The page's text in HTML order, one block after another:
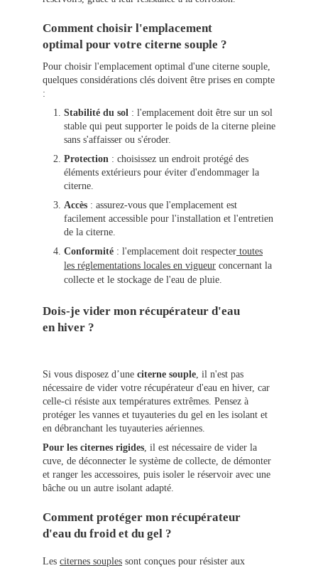
Comment choisir l'emplacement
optimal pour votre citerne souple ?
Pour choisir l'emplacement optimal d'une citerne souple,
quelques considérations clés doivent être prises en compte
:
Stabilité du sol : l'emplacement doit être sur un sol
stable qui peut supporter le poids de la citerne pleine
sans s'affaisser ou s'éroder.
Protection : choisissez un endroit protégé des
éléments extérieurs pour éviter d'endommager la
citerne.
Accès : assurez-vous que l'emplacement est
facilement accessible pour l'installation et l'entretien
de la citerne.
Conformité : l'emplacement doit respecter toutes
les réglementations locales en vigueur concernant la
collecte et le stockage de l'eau de pluie.
Dois-je vider mon récupérateur d'eau
en hiver ?
Si vous disposez d’une citerne souple , il n'est pas
nécessaire de vider votre récupérateur d'eau en hiver, car
celle-ci résiste aux températures extrêmes. Pensez à
protéger les vannes et tuyauteries du gel en les isolant et
en débranchant les tuyauteries aériennes.
Pour les citernes rigides , il est nécessaire de vider la
cuve, de déconnecter le système de collecte, de démonter
et ranger les accessoires, puis isoler le réservoir avec une
bâche ou un autre isolant adapté.
Comment protéger mon récupérateur
d'eau du froid et du gel ?
Les citernes souples sont conçues pour résister aux